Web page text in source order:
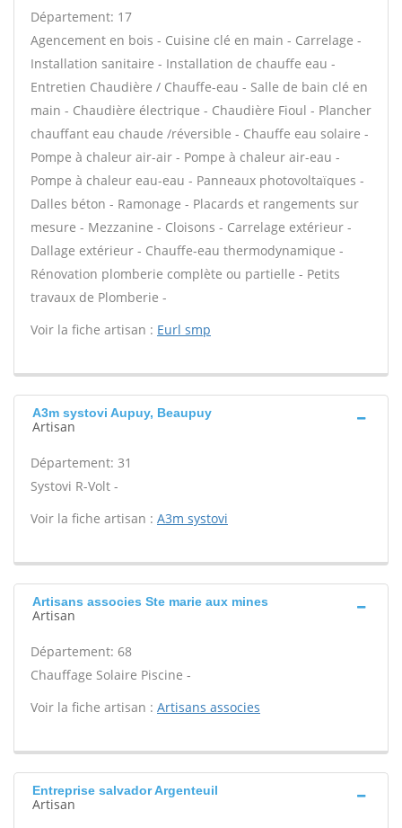
Département: 17
Agencement en bois - Cuisine clé en main - Carrelage -
Installation sanitaire - Installation de chauffe eau -
Entretien Chaudière / Chauffe-eau - Salle de bain clé en
main - Chaudière électrique - Chaudière Fioul - Plancher
chauffant eau chaude /réversible - Chauffe eau solaire -
Pompe à chaleur air-air - Pompe à chaleur air-eau -
Pompe à chaleur eau-eau - Panneaux photovoltaïques -
Dalles béton - Ramonage - Placards et rangements sur
mesure - Mezzanine - Cloisons - Carrelage extérieur -
Dallage extérieur - Chauffe-eau thermodynamique -
Rénovation plomberie complète ou partielle - Petits
travaux de Plomberie -
Voir la fiche artisan : Eurl smp
A3m systovi Aupuy, Beaupuy
Artisan
Département: 31
Systovi R-Volt -
Voir la fiche artisan : A3m systovi
Artisans associes Ste marie aux mines
Artisan
Département: 68
Chauffage Solaire Piscine -
Voir la fiche artisan : Artisans associes
Entreprise salvador Argenteuil
Artisan